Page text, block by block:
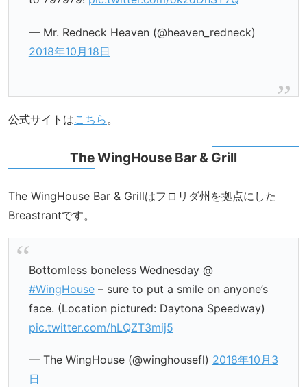
— Mr. Redneck Heaven (@heaven_redneck)
2018年10月18日
公式サイトはこちら 。
The WingHouse Bar & Grill
The WingHouse Bar & Grillはフロリダ州を拠点にした
Breastrantです。
Bottomless boneless Wednesday @
#WingHouse– sure to put a smile on anyone’s
face. (Location pictured: Daytona Speedway)
pic.twitter.com/hLQZT3mij5
— The WingHouse (@winghousefl) 2018年10月3
日